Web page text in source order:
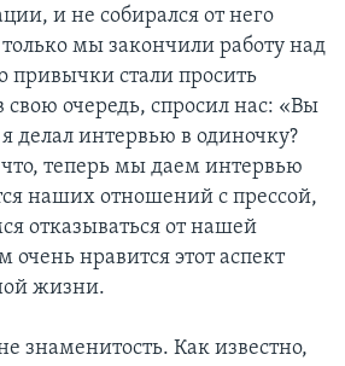
и не собирался от него
мы закончили работу над
привычки стали просить
очередь, спросил нас: «Вы
делал интервью в одиночку?
теперь мы даем интервью
наших отношений с прессой,
отказываться от нашей
нравится этот аспект
жизни.
знаменитость. Как известно,